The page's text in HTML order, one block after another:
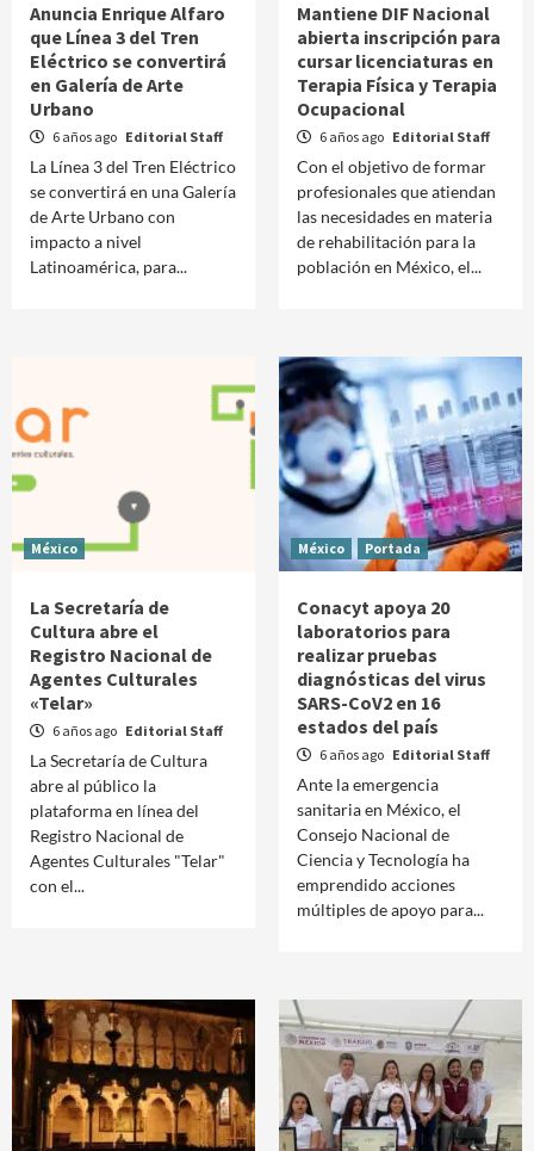
Anuncia Enrique Alfaro
que Línea 3 del Tren
Eléctrico se convertirá
en Galería de Arte
Urbano
6 años ago Editorial Staff
La Línea 3 del Tren Eléctrico
se convertirá en una Galería
de Arte Urbano con
impacto a nivel
Latinoamérica, para...
Mantiene DIF Nacional
abierta inscripción para
cursar licenciaturas en
Terapia Física y Terapia
Ocupacional
6 años ago Editorial Staff
Con el objetivo de formar
profesionales que atiendan
las necesidades en materia
de rehabilitación para la
población en México, el...
México
La Secretaría de
Cultura abre el
Registro Nacional de
Agentes Culturales
«Telar»
6 años ago Editorial Staff
La Secretaría de Cultura
abre al público la
plataforma en línea del
Registro Nacional de
Agentes Culturales "Telar"
con el...
México Portada
Conacyt apoya 20
laboratorios para
realizar pruebas
diagnósticas del virus
SARS-CoV2 en 16
estados del país
6 años ago Editorial Staff
Ante la emergencia
sanitaria en México, el
Consejo Nacional de
Ciencia y Tecnología ha
emprendido acciones
múltiples de apoyo para...